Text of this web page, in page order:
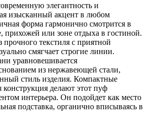
элегантность и
изысканный акцент в любом
форма гармонично смотрится в
прихожей или зоне отдыха в гостиной.
текстиля с приятной
смягчает строгие линии.
уравновешивается
из нержавеющей стали,
стиль изделия. Компактные
конструкция делают этот пуф
интерьера. Он подойдет как место
подставка, органично вписываясь в